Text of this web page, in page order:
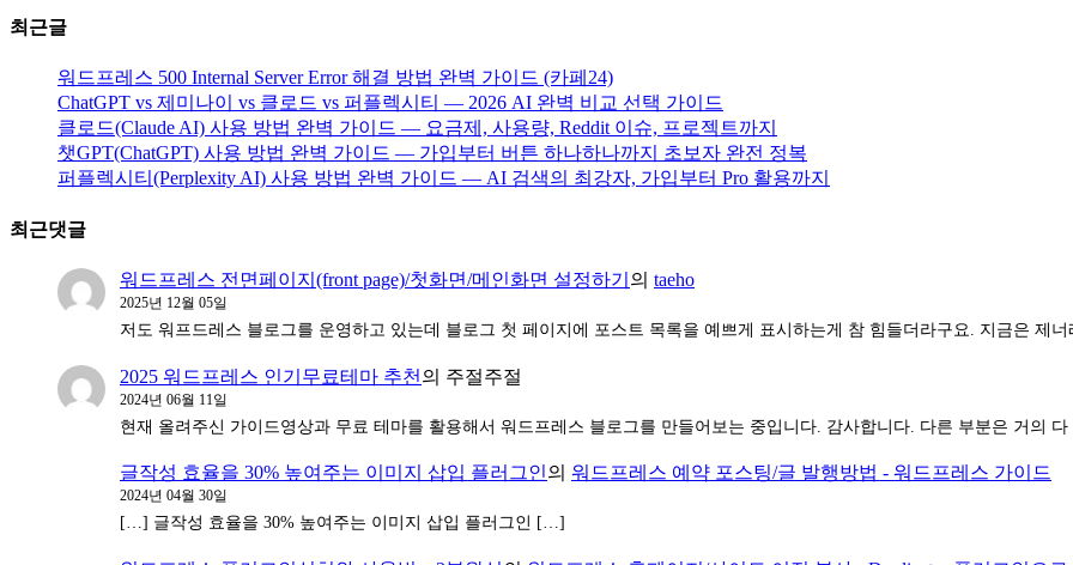
최근글
워드프레스 500 Internal Server Error 해결 방법 완벽 가이드 (카페24)
ChatGPT vs 제미나이 vs 클로드 vs 퍼플렉시티 — 2026 AI 완벽 비교 선택 가이드
클로드(Claude AI) 사용 방법 완벽 가이드 — 요금제, 사용량, Reddit 이슈, 프로젝트까지
챗GPT(ChatGPT) 사용 방법 완벽 가이드 — 가입부터 버튼 하나하나까지 초보자 완전 정복
퍼플렉시티(Perplexity AI) 사용 방법 완벽 가이드 — AI 검색의 최강자, 가입부터 Pro 활용까지
최근댓글
워드프레스 전면페이지(front page)/첫화면/메인화면 설정하기 의 taeho
2025년 12월 05일
저도 워프드레스 블로그를 운영하고 있는데 블로그 첫 페이지에 포스트 목록을 예쁘게 표시하는게 참 힘들더라구요. 지금은 제
2025 워드프레스 인기무료테마 추천 의 주절주절
2024년 06월 11일
현재 올려주신 가이드영상과 무료 테마를 활용해서 워드프레스 블로그를 만들어보는 중입니다. 감사합니다. 다른 부분은 거의
글작성 효율을 30% 높여주는 이미지 삽입 플러그인의 워드프레스 예약 포스팅/글 발행방법 - 워드프레스 가이드
2024년 04월 30일
[…] 글작성 효율을 30% 높여주는 이미지 삽입 플러그인 […]